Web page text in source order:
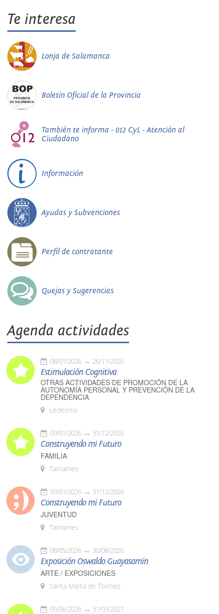
Te interesa
Lonja de Salamanca
Boletín Oficial de la Provincia
También te informa - 012 CyL - Atención al
Ciudadano
Información
Ayudas y Subvenciones
Perfil de contratante
Quejas y Sugerencias
Agenda actividades
08/01/2026 26/11/2026
Estimulación Cognitiva
OTRAS ACTIVIDADES DE PROMOCIÓN DE LA
AUTONOMÍA PERSONAL Y PREVENCIÓN DE LA
DEPENDENCIA
Ledesma
09/01/2026 31/12/2026
Construyendo mi Futuro
FAMILIA
Tamames
09/01/2026 31/12/2026
Construyendo mi Futuro
JUVENTUD
Tamames
08/05/2026 30/08/2026
Exposición Oswaldo Guayasamín
ARTE / EXPOSICIONES
Santa Marta de Tormes
05/06/2026 31/03/2027